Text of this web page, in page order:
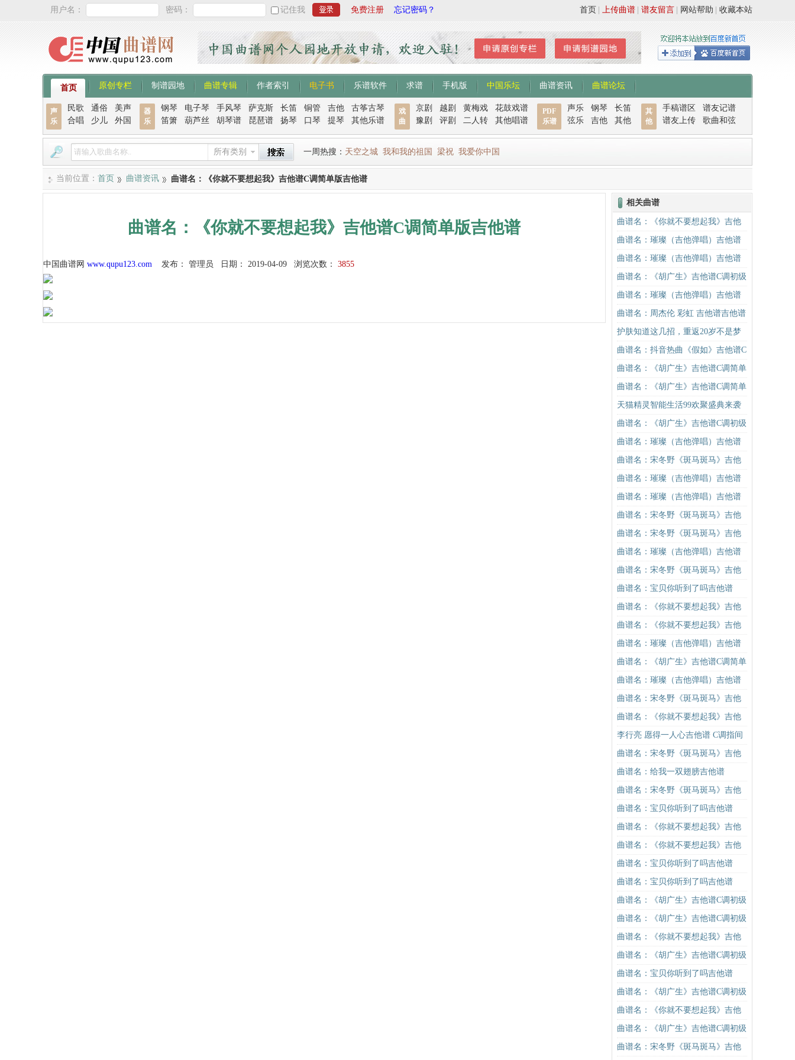
用户名： 密码： 记住我 免费注册 忘记密码？ 收藏本站
网站帮助
谱友留言
上传曲谱
首页
首页 原创专栏 制谱园地 曲谱专辑 作者索引 电子书 乐谱软件 求谱 手机版 中国乐坛 曲谱资讯 曲谱论坛
声
乐
民歌 通俗
美声
合唱
少儿 外国
器
乐
钢琴 电子琴 手风琴 萨克斯 长笛 铜管 吉他
古筝古琴
笛箫
葫芦丝 胡琴谱 琵琶谱 扬琴 口琴 提琴 其他乐谱
戏
曲
京剧 越剧 黄梅戏
花鼓戏谱
豫剧
评剧 二人转 其他唱谱
PDF
乐谱
声乐 钢琴
长笛
弦乐
吉他 其他
其
他
手稿谱区
谱友记谱
谱友上传
歌曲和弦
所有类别 一周热搜： 天空之城 我和我的祖国 梁祝 我爱你中国
当前位置： 首页 曲谱资讯 曲谱名：《你就不要想起我》吉他谱C调简单版吉他谱
曲谱名：《你就不要想起我》吉他谱C调简单版吉他谱
中国曲谱网 www.qupu123.com 发布： 管理员 日期： 2019-04-09 浏览次数： 3855
相关曲谱
曲谱名：《你就不要想起我》吉他
谱C调简单版吉他谱
曲谱名：璀璨（吉他弹唱）吉他谱
曲谱名：璀璨（吉他弹唱）吉他谱
曲谱名：《胡广生》吉他谱C调初级
进阶版（酷音小伟吉他弹唱教学）
吉他谱
曲谱名：璀璨（吉他弹唱）吉他谱
曲谱名：周杰伦 彩虹 吉他谱吉他谱
护肤知道这几招，重返20岁不是梦
曲谱名：抖音热曲《假如》吉他谱C
调入门版 信乐团 高音教编配吉他谱
曲谱名：《胡广生》吉他谱C调简单
版（酷音小伟吉他弹唱教学）吉他
谱
曲谱名：《胡广生》吉他谱C调简单
版（酷音小伟吉他弹唱教学）吉他
谱
天猫精灵智能生活99欢聚盛典来袭
曲谱名：《胡广生》吉他谱C调初级
进阶版（酷音小伟吉他弹唱教学）
吉他谱
曲谱名：璀璨（吉他弹唱）吉他谱
曲谱名：宋冬野《斑马斑马》吉他
谱G调初级进阶版（酷音小伟吉他教
学）吉他谱
曲谱名：璀璨（吉他弹唱）吉他谱
曲谱名：璀璨（吉他弹唱）吉他谱
曲谱名：宋冬野《斑马斑马》吉他
谱C调简单版（酷音小伟吉他教学）
吉他谱
曲谱名：宋冬野《斑马斑马》吉他
谱C调简单版（酷音小伟吉他教学）
吉他谱
曲谱名：璀璨（吉他弹唱）吉他谱
曲谱名：宋冬野《斑马斑马》吉他
谱C调简单版（酷音小伟吉他教学）
吉他谱
曲谱名：宝贝你听到了吗吉他谱
曲谱名：《你就不要想起我》吉他
谱C调简单版吉他谱
曲谱名：《你就不要想起我》吉他
谱C调简单版吉他谱
曲谱名：璀璨（吉他弹唱）吉他谱
曲谱名：《胡广生》吉他谱C调简单
版（酷音小伟吉他弹唱教学）吉他
谱
曲谱名：璀璨（吉他弹唱）吉他谱
曲谱名：宋冬野《斑马斑马》吉他
谱C调简单版（酷音小伟吉他教学）
吉他谱
曲谱名：《你就不要想起我》吉他
谱C调简单版吉他谱
李行亮 愿得一人心吉他谱 C调指间
吉他版
曲谱名：宋冬野《斑马斑马》吉他
谱G调初级进阶版（酷音小伟吉他教
学）吉他谱
曲谱名：给我一双翅膀吉他谱
曲谱名：宋冬野《斑马斑马》吉他
谱C调简单版（酷音小伟吉他教学）
吉他谱
曲谱名：宝贝你听到了吗吉他谱
曲谱名：《你就不要想起我》吉他
谱C调简单版吉他谱
曲谱名：《你就不要想起我》吉他
谱C调简单版吉他谱
曲谱名：宝贝你听到了吗吉他谱
曲谱名：宝贝你听到了吗吉他谱
曲谱名：《胡广生》吉他谱C调初级
进阶版（酷音小伟吉他弹唱教学）
吉他谱
曲谱名：《胡广生》吉他谱C调初级
进阶版（酷音小伟吉他弹唱教学）
吉他谱
曲谱名：《你就不要想起我》吉他
谱C调简单版吉他谱
曲谱名：《胡广生》吉他谱C调初级
进阶版（酷音小伟吉他弹唱教学）
吉他谱
曲谱名：宝贝你听到了吗吉他谱
曲谱名：《胡广生》吉他谱C调初级
进阶版（酷音小伟吉他弹唱教学）
吉他谱
曲谱名：《你就不要想起我》吉他
谱C调简单版吉他谱
曲谱名：《胡广生》吉他谱C调初级
进阶版（酷音小伟吉他弹唱教学）
曲谱名：宋冬野《斑马斑马》吉他